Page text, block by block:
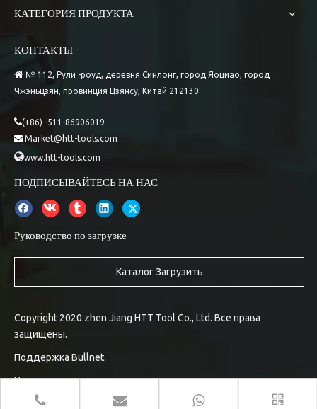
КАТЕГОРИЯ ПРОДУКТА
КОНТАКТЫ
 № 112, Рули -роуд, деревня Синлонг, город Яоциао, город
Чжэньцзян, провинция Цзянсу, Китай 212130
(+86) -511-86906019
 Market@htt-tools.com
www.htt-tools.com
ПОДПИСЫВАЙТЕСЬ НА НАС
Руководство по загрузке
Каталог Загрузить
Copyright 2020.zhen Jiang HTT Tool Co., Ltd. Все права
защищены.
Поддержка Bullnet.
Управление входом